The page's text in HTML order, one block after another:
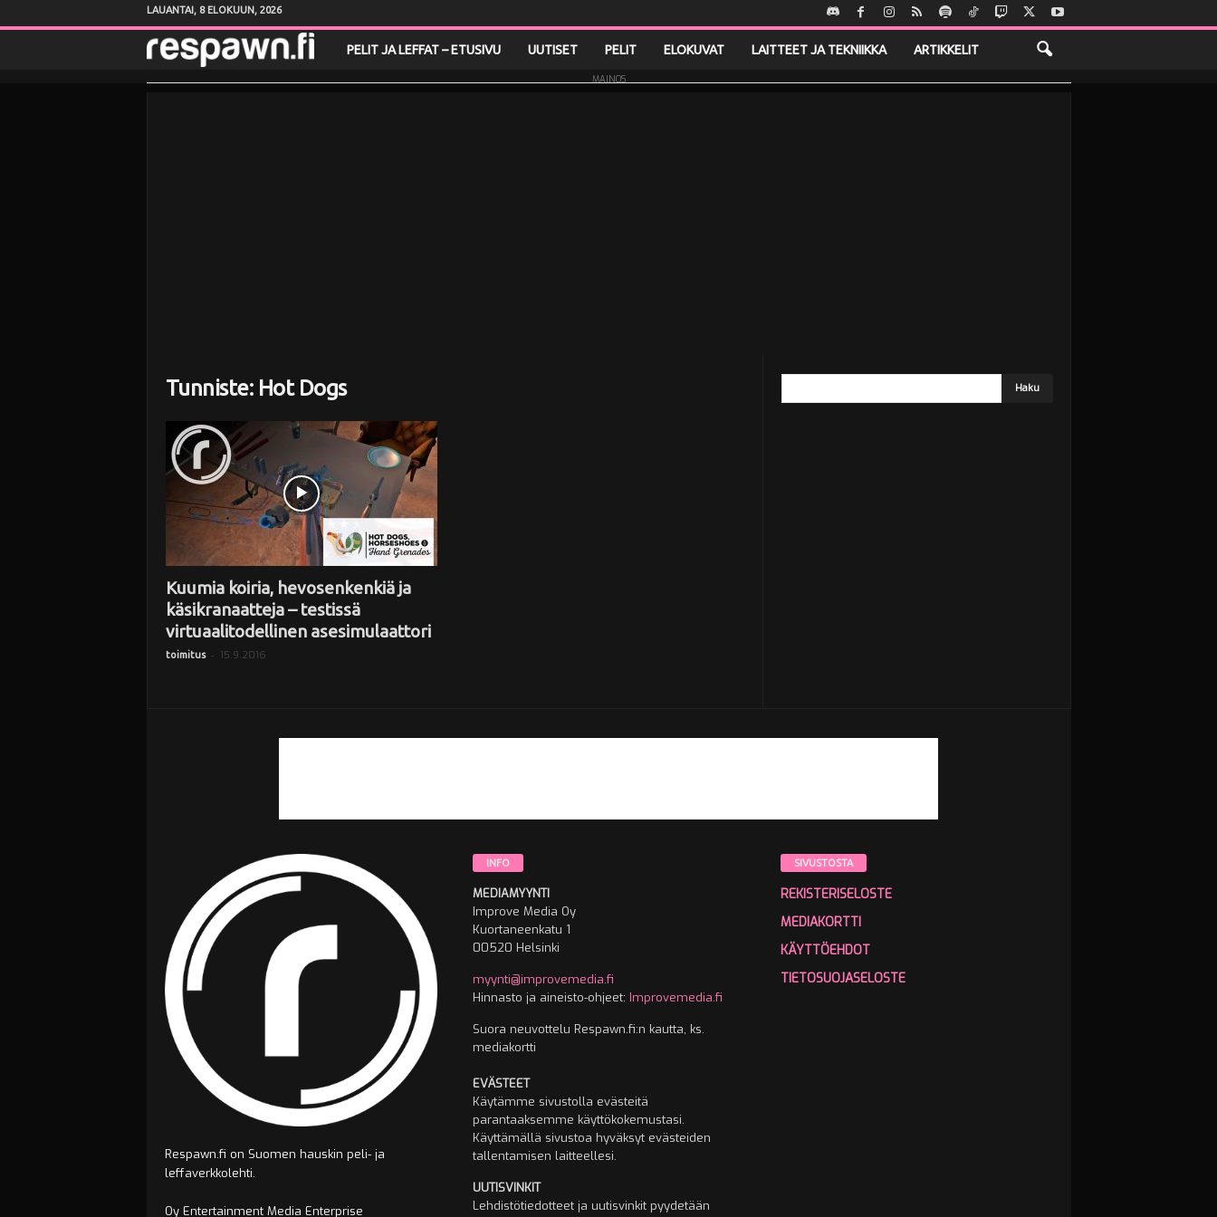
LAUANTAI, 8 ELOKUUN, 2026
e
PELIT JA LEFFAT – ETUSIVU UUTISET PELIT ELOKUVAT LAITTEET JA TEKNIIKKA ARTIKKELIT
MAINOS
Tunniste: Hot Dogs
Kuumia koiria, hevosenkenkiä ja
käsikranaatteja – testissä
virtuaalitodellinen asesimulaattori
toimitus - 15.9.2016
Respawn.fi on Suomen hauskin peli- ja
leffaverkkolehti.
Oy Entertainment Media Enterprise
INFO
MEDIAMYYNTI
Improve Media Oy
Kuortaneenkatu 1
00520 Helsinki
myynti@improvemedia.fi
Hinnasto ja aineisto-ohjeet: Improvemedia.fi
Suora neuvottelu Respawn.fi:n kautta, ks.
mediakortti
EVÄSTEET
Käytämme sivustolla evästeitä
parantaaksemme käyttökokemustasi.
Käyttämällä sivustoa hyväksyt evästeiden
tallentamisen laitteellesi.
UUTISVINKIT
Lehdistötiedotteet ja uutisvinkit pyydetään
SIVUSTOSTA
REKISTERISELOSTE
MEDIAKORTTI
KÄYTTÖEHDOT
TIETOSUOJASELOSTE